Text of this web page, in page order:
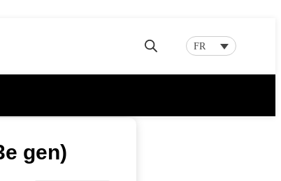
FR
gen)